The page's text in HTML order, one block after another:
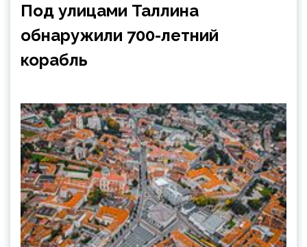
Под улицами Таллина
обнаружили 700-летний
корабль